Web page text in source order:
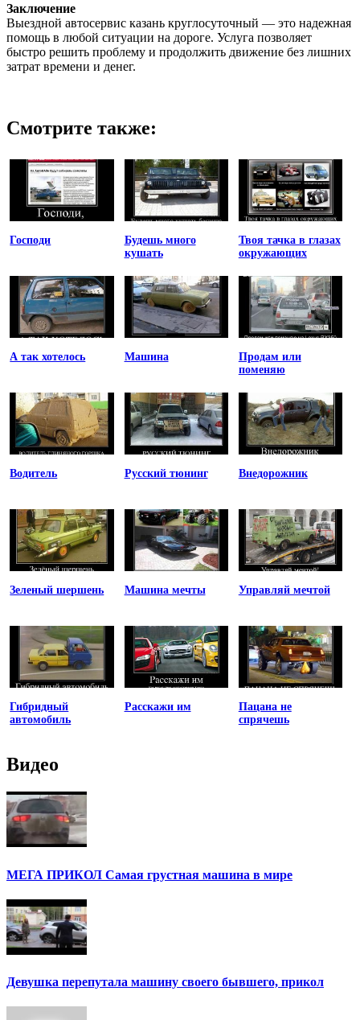
Заключение
Выездной автосервис казань круглосуточный — это надежная
помощь в любой ситуации на дороге. Услуга позволяет
быстро решить проблему и продолжить движение без лишних
затрат времени и денег.
Смотрите также:
Господи
Будешь много
кушать
Твоя тачка в глазах
окружающих
А так хотелось Машина
Продам или
поменяю
Водитель Русский тюнинг Внедорожник
Зеленый шершень Машина мечты Управляй мечтой
Гибридный
автомобиль
Расскажи им
Пацана не
спрячешь
Видео
МЕГА ПРИКОЛ Самая грустная машина в мире
Девушка перепутала машину своего бывшего, прикол